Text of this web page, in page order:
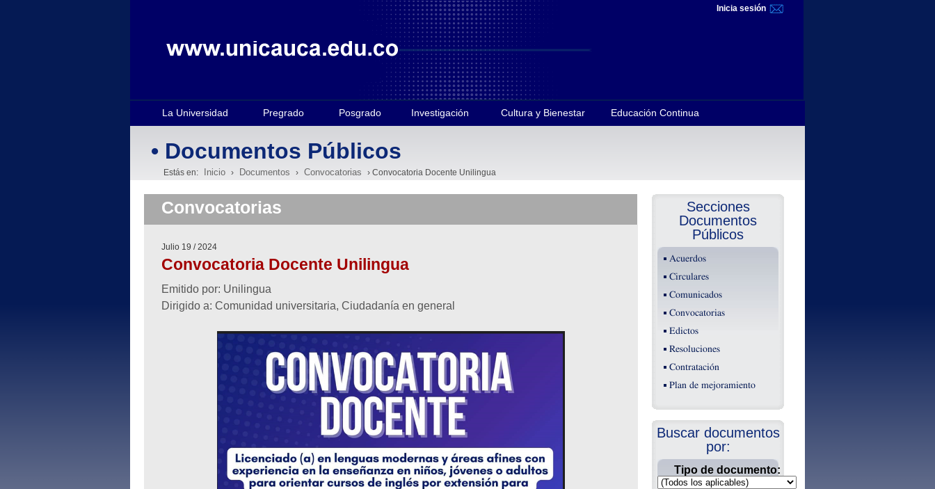
Inicia sesión
La Universidad Pregrado Posgrado Investigación Cultura y Bienestar Educación Continua
• Documentos Públicos
Estás en: Inicio › Documentos › Convocatorias › Convocatoria Docente Unilingua
Convocatorias
Julio 19 / 2024
Convocatoria Docente Unilingua
Emitido por: Unilingua
Dirigido a: Comunidad universitaria, Ciudadanía en general
Secciones
Documentos
Públicos
Acuerdos
Circulares
Comunicados
Convocatorias
Edictos
Resoluciones
Contratación
Plan de mejoramiento
Buscar documentos
por:
Tipo de documento: